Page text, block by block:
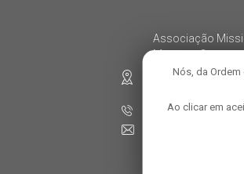
Nós, da
Ao clicar em
Associação
Menores
Rua: Oratório,
Telefone: 11